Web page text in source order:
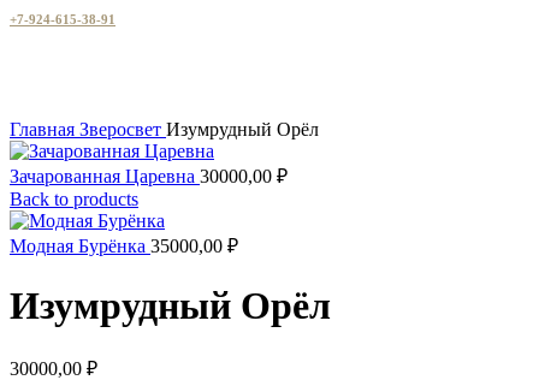
+7-924-615-38-91
Главная Зверосвет Изумрудный Орёл
Зачарованная Царевна 30000,00 ₽
Back to products
Модная Бурёнка 35000,00 ₽
Изумрудный Орёл
30000,00 ₽